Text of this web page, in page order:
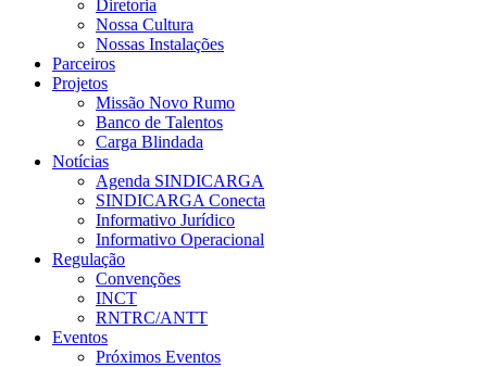
Diretoria
Nossa Cultura
Nossas Instalações
Parceiros
Projetos
Missão Novo Rumo
Banco de Talentos
Carga Blindada
Notícias
Agenda SINDICARGA
SINDICARGA Conecta
Informativo Jurídico
Informativo Operacional
Regulação
Convenções
INCT
RNTRC/ANTT
Eventos
Próximos Eventos